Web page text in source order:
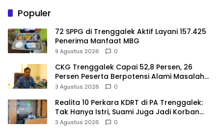
Populer
72 SPPG di Trenggalek Aktif Layani 157.425
Penerima Manfaat MBG
9 Agustus 2026 0
CKG Trenggalek Capai 52,8 Persen, 26
Persen Peserta Berpotensi Alami Masalah
Kejiwaan
3 Agustus 2026 0
Realita 10 Perkara KDRT di PA Trenggalek:
Tak Hanya Istri, Suami Juga Jadi Korban
Kekerasan
3 Agustus 2026 0